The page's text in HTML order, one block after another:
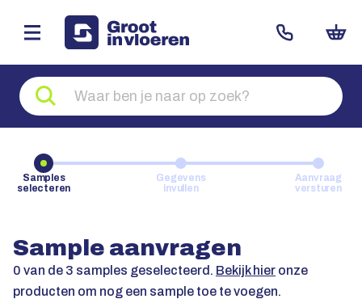
Zoeken
naar
producten
Samples
selecteren
Gegevens
invullen
Aanvraag
versturen
Sample aanvragen
0 van de 3 samples geselecteerd. Bekijk hier onze
producten om nog een sample toe te voegen.